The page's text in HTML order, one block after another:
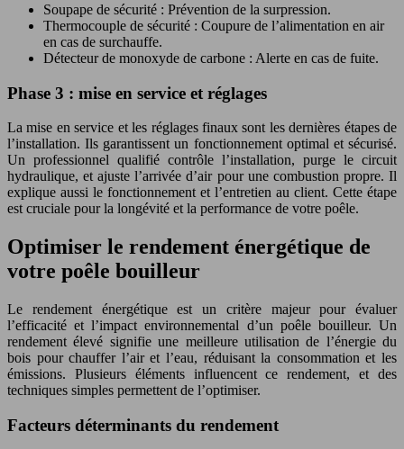
Soupape de sécurité : Prévention de la surpression.
Thermocouple de sécurité : Coupure de l’alimentation en air
en cas de surchauffe.
Détecteur de monoxyde de carbone : Alerte en cas de fuite.
Phase 3 : mise en service et réglages
La mise en service et les réglages finaux sont les dernières étapes de
l’installation. Ils garantissent un fonctionnement optimal et sécurisé.
Un professionnel qualifié contrôle l’installation, purge le circuit
hydraulique, et ajuste l’arrivée d’air pour une combustion propre. Il
explique aussi le fonctionnement et l’entretien au client. Cette étape
est cruciale pour la longévité et la performance de votre poêle.
Optimiser le rendement énergétique de
votre poêle bouilleur
Le rendement énergétique est un critère majeur pour évaluer
l’efficacité et l’impact environnemental d’un poêle bouilleur. Un
rendement élevé signifie une meilleure utilisation de l’énergie du
bois pour chauffer l’air et l’eau, réduisant la consommation et les
émissions. Plusieurs éléments influencent ce rendement, et des
techniques simples permettent de l’optimiser.
Facteurs déterminants du rendement